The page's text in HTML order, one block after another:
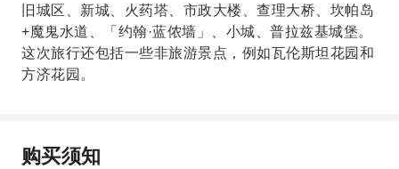
旧城区、新城、火药塔、市政大楼、查理大桥、坎帕岛
+魔鬼水道、「约翰·蓝侬墙」、小城、普拉兹基城堡。
这次旅行还包括一些非旅游景点，例如瓦伦斯坦花园和
方济花园。
购买须知